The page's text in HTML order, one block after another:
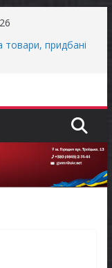
придбані